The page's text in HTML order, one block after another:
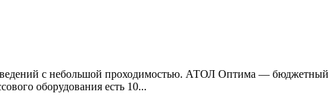
с небольшой проходимостью. АТОЛ Оптима — бюджетный
оборудования есть 10...